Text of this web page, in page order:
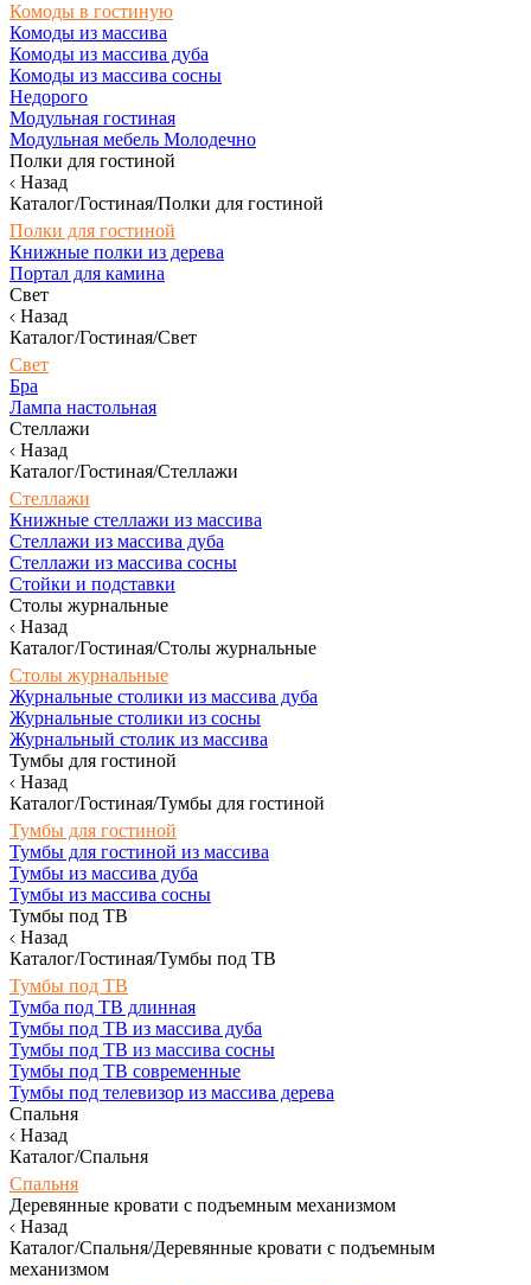
Комоды в гостиную
Комоды из массива
Комоды из массива дуба
Комоды из массива сосны
Недорого
Модульная гостиная
Модульная мебель Молодечно
Полки для гостиной
Назад
Каталог/Гостиная/Полки для гостиной
Полки для гостиной
Книжные полки из дерева
Портал для камина
Свет
Назад
Каталог/Гостиная/Свет
Свет
Бра
Лампа настольная
Стеллажи
Назад
Каталог/Гостиная/Стеллажи
Стеллажи
Книжные стеллажи из массива
Стеллажи из массива дуба
Стеллажи из массива сосны
Стойки и подставки
Столы журнальные
Назад
Каталог/Гостиная/Столы журнальные
Столы журнальные
Журнальные столики из массива дуба
Журнальные столики из сосны
Журнальный столик из массива
Тумбы для гостиной
Назад
Каталог/Гостиная/Тумбы для гостиной
Тумбы для гостиной
Тумбы для гостиной из массива
Тумбы из массива дуба
Тумбы из массива сосны
Тумбы под ТВ
Назад
Каталог/Гостиная/Тумбы под ТВ
Тумбы под ТВ
Тумба под ТВ длинная
Тумбы под ТВ из массива дуба
Тумбы под ТВ из массива сосны
Тумбы под ТВ современные
Тумбы под телевизор из массива дерева
Спальня
Назад
Каталог/Спальня
Спальня
Деревянные кровати с подъемным механизмом
Назад
Каталог/Спальня/Деревянные кровати с подъемным
механизмом